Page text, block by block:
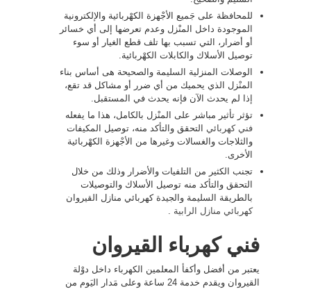
للمحافظة على جَميع الأجْهزة الكهْربائية والإلكترونية
الموجودة داخل المنْزل وعدم تعرضها إلى أي خسائر
أو أضرار، التي تسبب بها تلف قطع الغيار أو سوء
توصيل الأسلاك والكابلات الكهْربائية.
الوصلات المنزلية السليمة والصحيحة هى أساس بناء
المنْزل الذي يحميك من أي ضرر أو مشاكل قد تقع،
إذا لم يحدث الآن فإنه يحدث في المستقبل.
تؤثر تأثير مباشر على المنْزل بالكامل، هذا ما يفعله
فني كهربائي التحقق والتأكد منه، توصيل المكيفات
والثلاجات والغسالات وغيرها من الأجْهزة الكهْربائية
الأخرى.
تجنب الكثير من التلفيات والأضرار وذلك من خلال
التحقق والتأكد منه توصيل الأسلاك والتوصيلات
بالطريقة السليمة والجيدة كهربائي منازل القيروان
كهربائي منازل الرابية
فني كهرباء القيروان
يعتبر من أفضل وأكفأ المعلمين الكهرباء داخل دوْلة
القيروان ويقدم خدمة 24 ساعة وعلى مَدار اليَوم من